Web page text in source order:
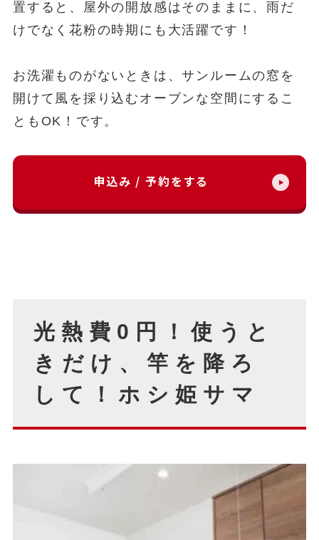
置すると、屋外の開放感はそのままに、雨だ
けでなく花粉の時期にも大活躍です！
お洗濯ものがないときは、サンルームの窓を
開けて風を採り込むオーブンな空間にするこ
ともOK！です。
申込み / 予約をする
光熱費0円！使うと
きだけ、竿を降ろ
して！ホシ姫サマ